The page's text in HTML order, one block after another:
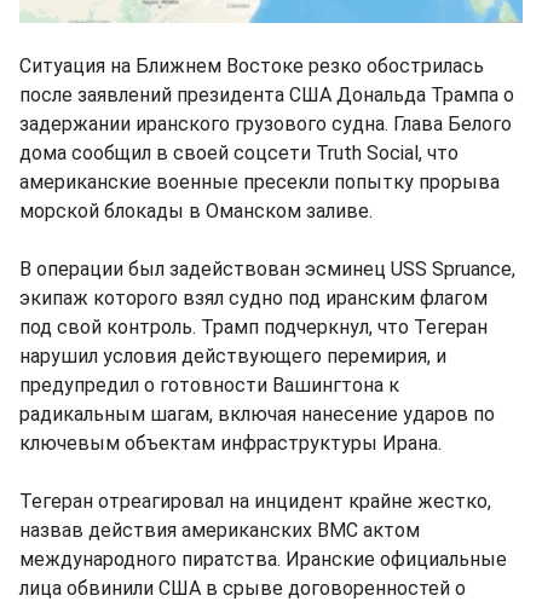
Ситуация на Ближнем Востоке резко обострилась
после заявлений президента США Дональда Трампа о
задержании иранского грузового судна. Глава Белого
дома сообщил в своей соцсети Truth Social, что
американские военные пресекли попытку прорыва
морской блокады в Оманском заливе.
В операции был задействован эсминец USS Spruance,
экипаж которого взял судно под иранским флагом
под свой контроль. Трамп подчеркнул, что Тегеран
нарушил условия действующего перемирия, и
предупредил о готовности Вашингтона к
радикальным шагам, включая нанесение ударов по
ключевым объектам инфраструктуры Ирана.
Тегеран отреагировал на инцидент крайне жестко,
назвав действия американских ВМС актом
международного пиратства. Иранские официальные
лица обвинили США в срыве договоренностей о